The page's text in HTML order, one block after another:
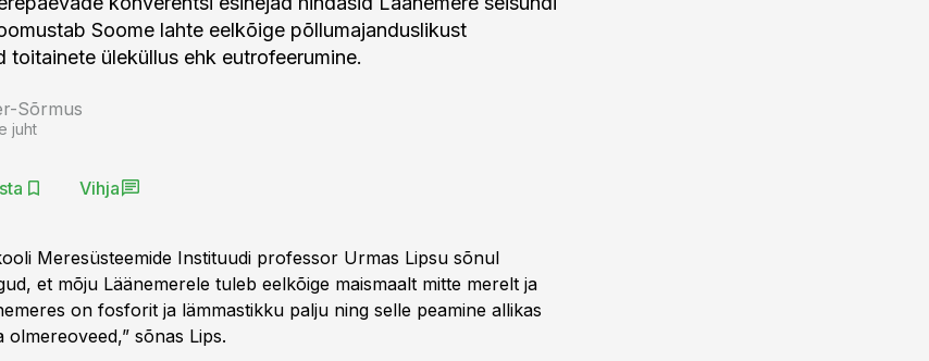
Soome lahte eelkõige põllumajanduslikust
toitainete üleküllus ehk eutrofeerumine.
Sõrmus
juht
Vihja
Meresüsteemide Instituudi professor Urmas Lipsu sõnul
et mõju Läänemerele tuleb eelkõige maismaalt mitte merelt ja
on fosforit ja lämmastikku palju ning selle peamine allikas
sõnas Lips.